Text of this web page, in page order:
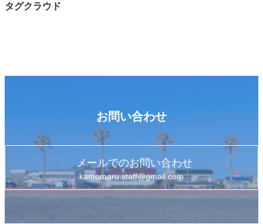
タグクラウド
お問い合わせ
メールでのお問い合わせ
kamomaru.staff@gmail.com